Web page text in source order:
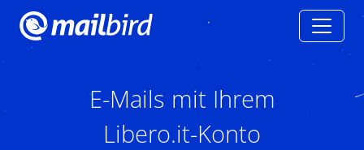
E-Mails mit Ihrem
Libero.it-Konto